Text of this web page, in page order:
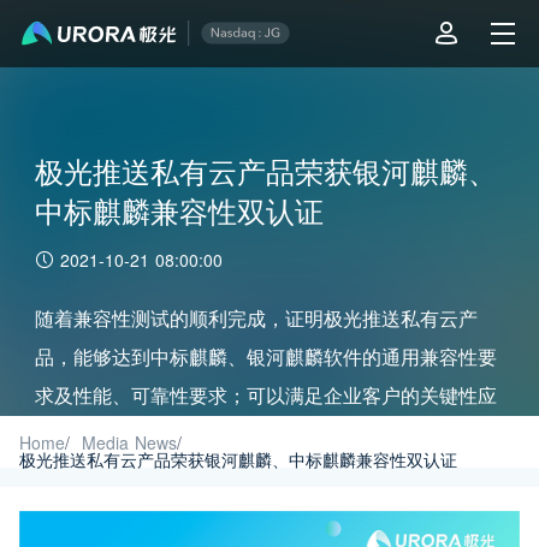
极光推送私有云产品荣获银河麒麟、
中标麒麟兼容性双认证
2021-10-21 08:00:00
随着兼容性测试的顺利完成，证明极光推送私有云产
品，能够达到中标麒麟、银河麒麟软件的通用兼容性要
求及性能、可靠性要求；可以满足企业客户的关键性应
用需求。
Home/ Media News/
极光推送私有云产品荣获银河麒麟、中标麒麟兼容性双认证